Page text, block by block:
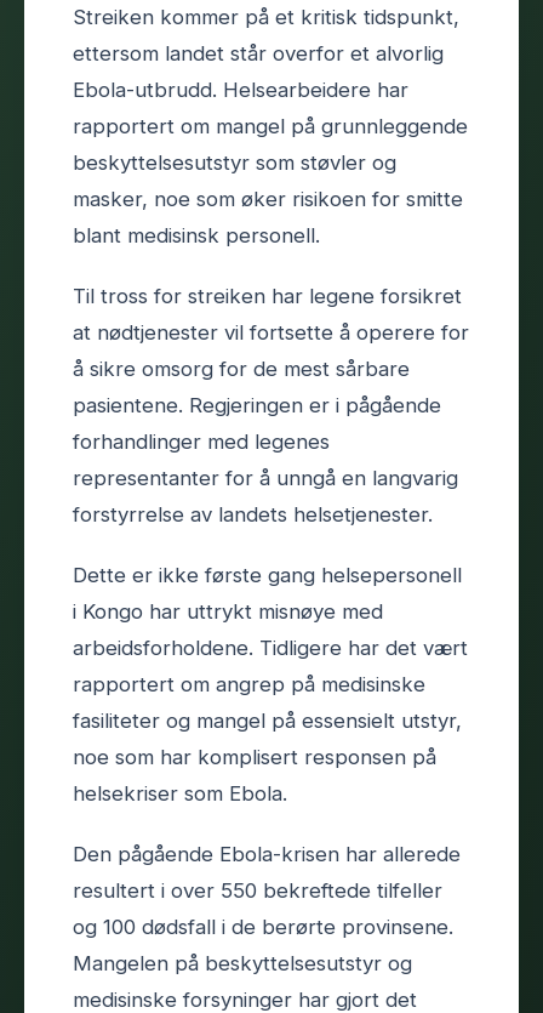
Streiken kommer på et kritisk tidspunkt,
ettersom landet står overfor et alvorlig
Ebola-utbrudd. Helsearbeidere har
rapportert om mangel på grunnleggende
beskyttelsesutstyr som støvler og
masker, noe som øker risikoen for smitte
blant medisinsk personell.
Til tross for streiken har legene forsikret
at nødtjenester vil fortsette å operere for
å sikre omsorg for de mest sårbare
pasientene. Regjeringen er i pågående
forhandlinger med legenes
representanter for å unngå en langvarig
forstyrrelse av landets helsetjenester.
Dette er ikke første gang helsepersonell
i Kongo har uttrykt misnøye med
arbeidsforholdene. Tidligere har det vært
rapportert om angrep på medisinske
fasiliteter og mangel på essensielt utstyr,
noe som har komplisert responsen på
helsekriser som Ebola.
Den pågående Ebola-krisen har allerede
resultert i over 550 bekreftede tilfeller
og 100 dødsfall i de berørte provinsene.
Mangelen på beskyttelsesutstyr og
medisinske forsyninger har gjort det